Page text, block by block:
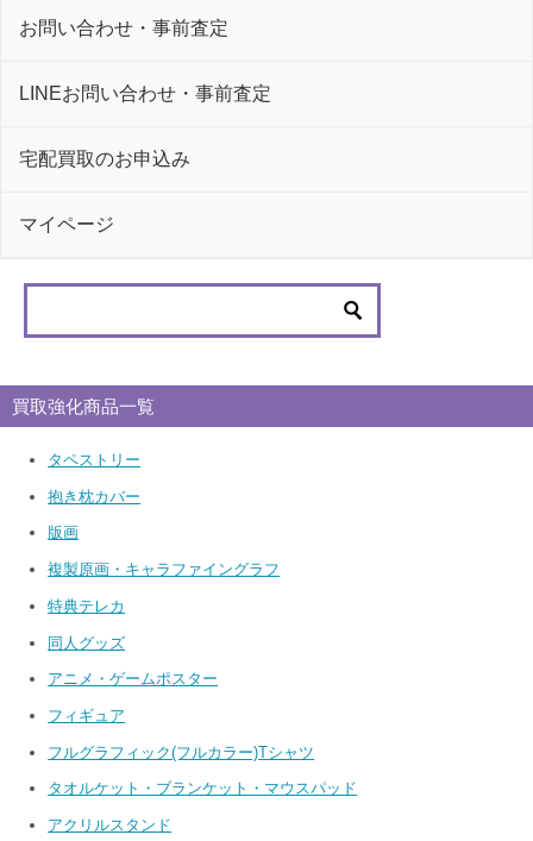
お問い合わせ・事前査定
LINEお問い合わせ・事前査定
宅配買取のお申込み
マイページ
買取強化商品一覧
タペストリー
抱き枕カバー
版画
複製原画・キャラファイングラフ
特典テレカ
同人グッズ
アニメ・ゲームポスター
フィギュア
フルグラフィック(フルカラー)Tシャツ
タオルケット・ブランケット・マウスパッド
アクリルスタンド